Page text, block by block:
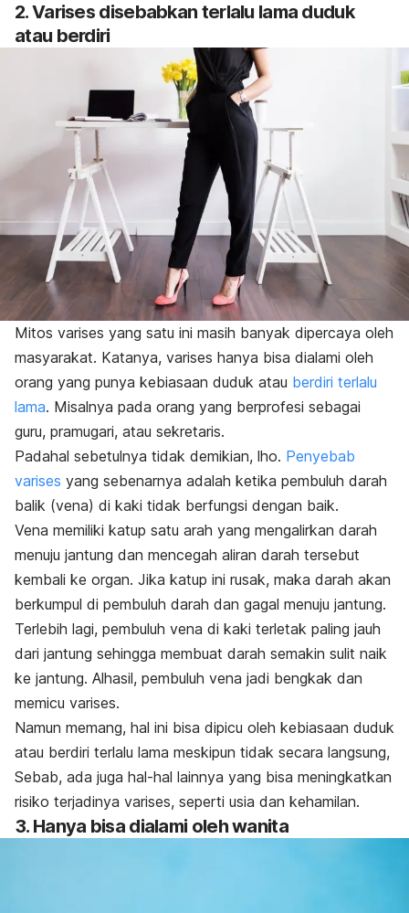
2. Varises disebabkan terlalu lama duduk
atau berdiri
Mitos varises yang satu ini masih banyak dipercaya oleh
masyarakat. Katanya, varises hanya bisa dialami oleh
orang yang punya kebiasaan duduk atau berdiri terlalu
lama. Misalnya pada orang yang berprofesi sebagai
guru, pramugari, atau sekretaris.
Padahal sebetulnya tidak demikian, lho. Penyebab
varises yang sebenarnya adalah ketika pembuluh darah
balik (vena) di kaki tidak berfungsi dengan baik.
Vena memiliki katup satu arah yang mengalirkan darah
menuju jantung dan mencegah aliran darah tersebut
kembali ke organ. Jika katup ini rusak, maka darah akan
berkumpul di pembuluh darah dan gagal menuju jantung.
Terlebih lagi, pembuluh vena di kaki terletak paling jauh
dari jantung sehingga membuat darah semakin sulit naik
ke jantung. Alhasil, pembuluh vena jadi bengkak dan
memicu varises.
Namun memang, hal ini bisa dipicu oleh kebiasaan duduk
atau berdiri terlalu lama meskipun tidak secara langsung,
Sebab, ada juga hal-hal lainnya yang bisa meningkatkan
risiko terjadinya varises, seperti usia dan kehamilan.
3. Hanya bisa dialami oleh wanita